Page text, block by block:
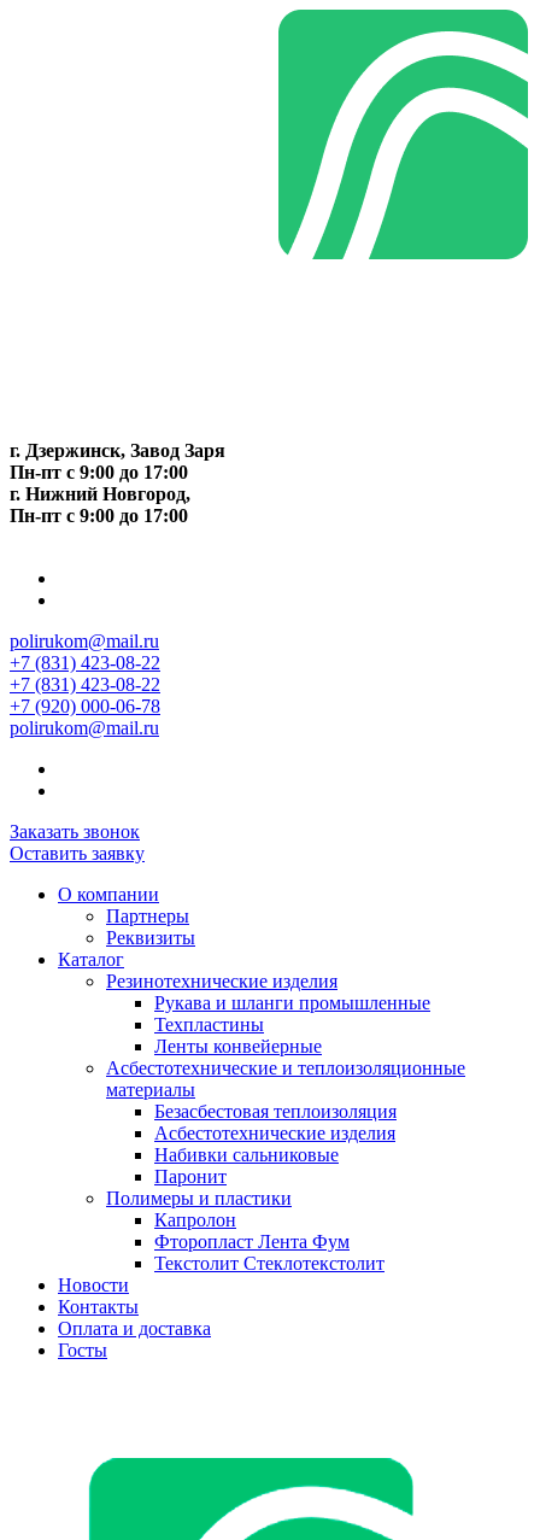
г. Дзержинск, Завод Заря
Пн-пт c 9:00 до 17:00
г. Нижний Новгород,
Пн-пт c 9:00 до 17:00
polirukom@mail.ru
+7 (831) 423-08-22
+7 (831) 423-08-22
+7 (920) 000-06-78
polirukom@mail.ru
Заказать звонок
Оставить заявку
О компании
Партнеры
Реквизиты
Каталог
Резинотехнические изделия
Рукава и шланги промышленные
Техпластины
Ленты конвейерные
Асбестотехнические и теплоизоляционные
материалы
Безасбестовая теплоизоляция
Асбестотехнические изделия
Набивки сальниковые
Паронит
Полимеры и пластики
Капролон
Фторопласт Лента Фум
Текстолит Стеклотекстолит
Новости
Контакты
Оплата и доставка
Госты